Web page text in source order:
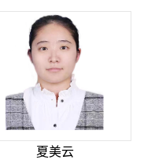
夏美云